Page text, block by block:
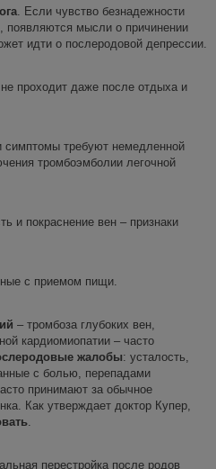
. Если чувство безнадежности
появляются мысли о причинении
идти о послеродовой депрессии.
не проходит даже после отдыха и
симптомы требуют немедленной
тромбоэмболии легочной
и покраснение вен – признаки
с приемом пищи.
– тромбоза глубоких вен,
кардиомиопатии – часто
жалобы: усталость,
с болью, перепадами
принимают за обычное
Как утверждает доктор Купер,
перестройка после родов